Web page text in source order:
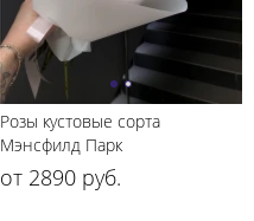
Розы кустовые сорта
Мэнсфилд Парк
от 2890 руб.